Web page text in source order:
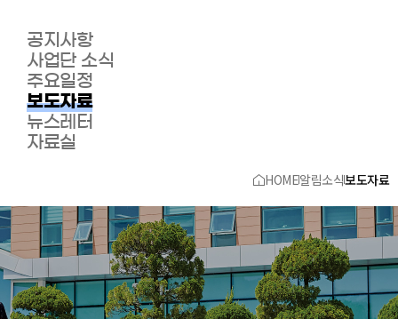
공지사항
사업단 소식
주요일정
보도자료
뉴스레터
자료실
HOME알림소식보도자료